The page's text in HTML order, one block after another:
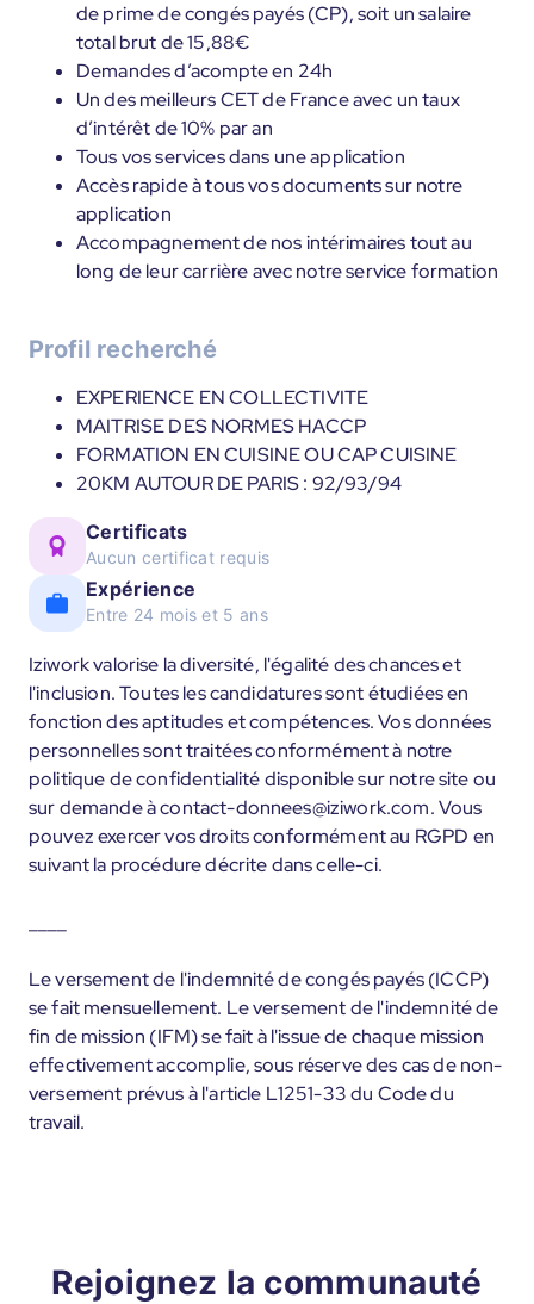
de prime de congés payés (CP), soit un salaire
total brut de 15,88€
Demandes d’acompte en 24h
Un des meilleurs CET de France avec un taux
d’intérêt de 10% par an
Tous vos services dans une application
Accès rapide à tous vos documents sur notre
application
Accompagnement de nos intérimaires tout au
long de leur carrière avec notre service formation
Profil recherché
EXPERIENCE EN COLLECTIVITE
MAITRISE DES NORMES HACCP
FORMATION EN CUISINE OU CAP CUISINE
20KM AUTOUR DE PARIS : 92/93/94
Certificats
Aucun certificat requis
Expérience
Entre 24 mois et 5 ans
Iziwork valorise la diversité, l'égalité des chances et
l'inclusion. Toutes les candidatures sont étudiées en
fonction des aptitudes et compétences. Vos données
personnelles sont traitées conformément à notre
politique de confidentialité disponible sur notre site ou
sur demande à contact-donnees@iziwork.com. Vous
pouvez exercer vos droits conformément au RGPD en
suivant la procédure décrite dans celle-ci.
Le versement de l'indemnité de congés payés (ICCP)
se fait mensuellement. Le versement de l'indemnité de
fin de mission (IFM) se fait à l'issue de chaque mission
effectivement accomplie, sous réserve des cas de non-
versement prévus à l'article L1251-33 du Code du
travail.
Rejoignez la communauté